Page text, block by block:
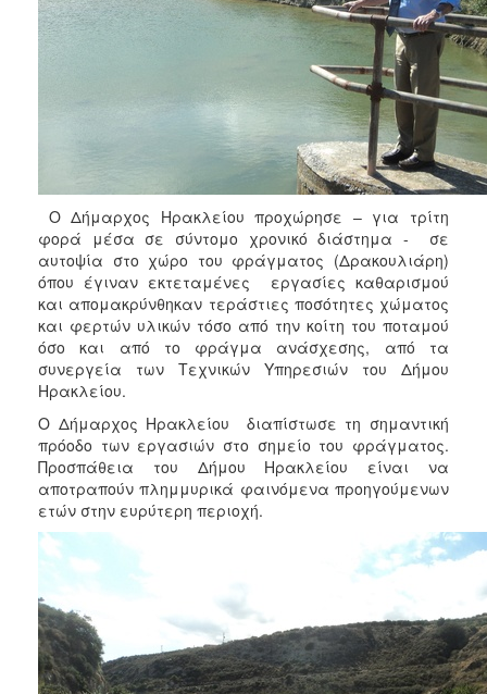
ΠΟΛΙΤΙΣΜΟΣ
Ο Δήμαρχος Ηρακλείου προχώρησε – για τρίτη
φορά μέσα σε σύντομο χρονικό διάστημα - σε
αυτοψία στο χώρο του φράγματος (Δρακουλιάρη)
όπου έγιναν εκτεταμένες εργασίες καθαρισμού
και απομακρύνθηκαν τεράστιες ποσότητες χώματος
και φερτών υλικών τόσο από την κοίτη του ποταμού
όσο και από το φράγμα ανάσχεσης, από τα
συνεργεία των Τεχνικών Υπηρεσιών του Δήμου
Ηρακλείου.
Ο Δήμαρχος Ηρακλείου διαπίστωσε τη σημαντική
πρόοδο των εργασιών στο σημείο του φράγματος.
Προσπάθεια του Δήμου Ηρακλείου είναι να
αποτραπούν πλημμυρικά φαινόμενα προηγούμενων
ετών στην ευρύτερη περιοχή.